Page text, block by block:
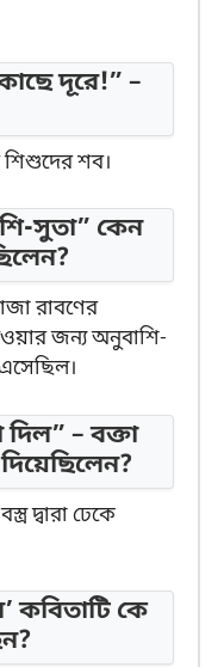
দূরে!” –
শব।
সুতা” কেন
রাবণের
জন্য অনুবাশি-
– বক্তা
দ্বারা ঢেকে
কে